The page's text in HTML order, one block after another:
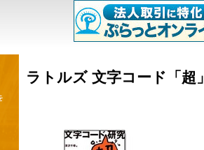
ラトルズ 文字コード「超